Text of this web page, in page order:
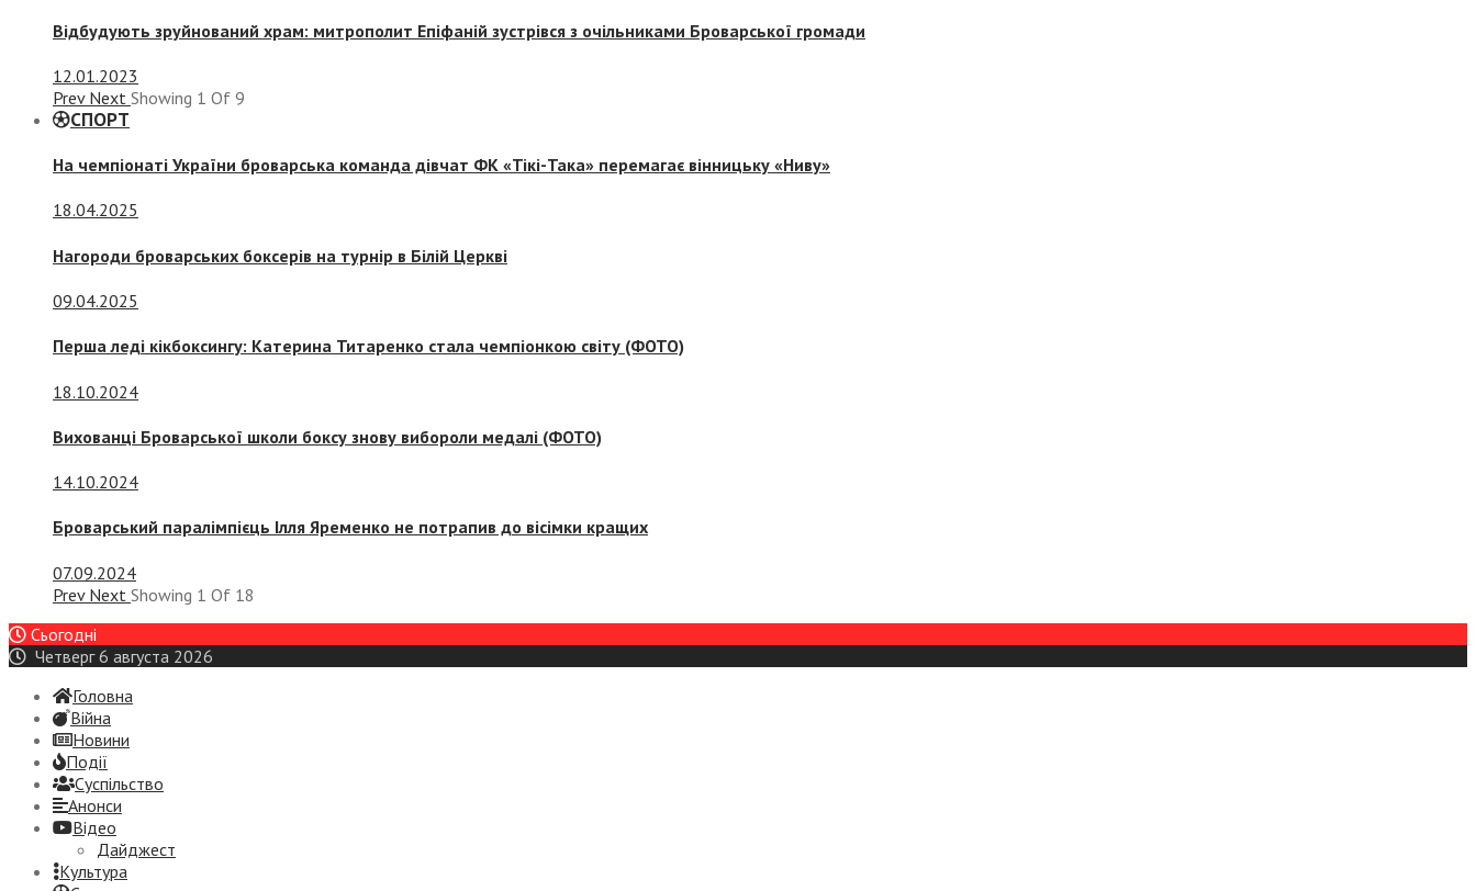
Відбудують зруйнований храм: митрополит Епіфаній зустрівся з очільниками Броварської громади
12.01.2023
Prev Next Showing 1 Of 9
СПОРТ
На чемпіонаті України броварська команда дівчат ФК «Тікі-Така» перемагає вінницьку «Ниву»
18.04.2025
Нагороди броварських боксерів на турнір в Білій Церкві
09.04.2025
Перша леді кікбоксингу: Катерина Титаренко стала чемпіонкою світу (ФОТО)
18.10.2024
Вихованці Броварської школи боксу знову вибороли медалі (ФОТО)
14.10.2024
Броварський паралімпієць Ілля Яременко не потрапив до вісімки кращих
07.09.2024
Prev Next Showing 1 Of 18
Сьогодні
Четверг 6 августа 2026
Головна
Війна
Новини
Події
Суспiльство
Анонси
Відео
Дайджест
Культура